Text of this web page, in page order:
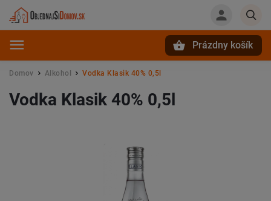
Prázdny košík
Domov / Alkohol / Vodka Klasik 40% 0,5l
Vodka Klasik 40% 0,5l